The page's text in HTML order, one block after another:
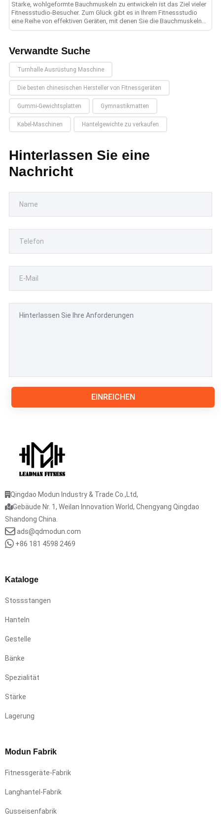
Starke, wohlgeformte Bauchmuskeln zu entwickeln ist das Ziel vieler
Fitnessstudio-Besucher. Zum Glück gibt es in Ihrem Fitnessstudio
eine Reihe von effektiven Geräten, mit denen Sie die Bauchmuskeln
gezielt trainieren und ......
Verwandte Suche
Turnhalle Ausrüstung Maschine
Die besten chinesischen Hersteller von Fitnessgeräten
Gummi-Gewichtsplatten Gymnastikmatten
Kabel-Maschinen Hantelgewichte zu verkaufen
Hinterlassen Sie eine
Nachricht
EINREICHEN
Qingdao Modun Industry & Trade Co.,Ltd,
Gebäude Nr. 1, Weilan Innovation World, Chengyang Qingdao
Shandong China.
ads@qdmodun.com
+86 181 4598 2469
Kataloge
Stossstangen
Hanteln
Gestelle
Bänke
Spezialität
Stärke
Lagerung
Modun Fabrik
Fitnessgeräte-Fabrik
Langhantel-Fabrik
Gusseisenfabrik